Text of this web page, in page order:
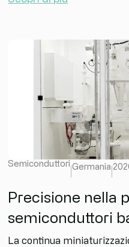
Semiconduttori Germania
Precisione nella
semiconduttori
La continua